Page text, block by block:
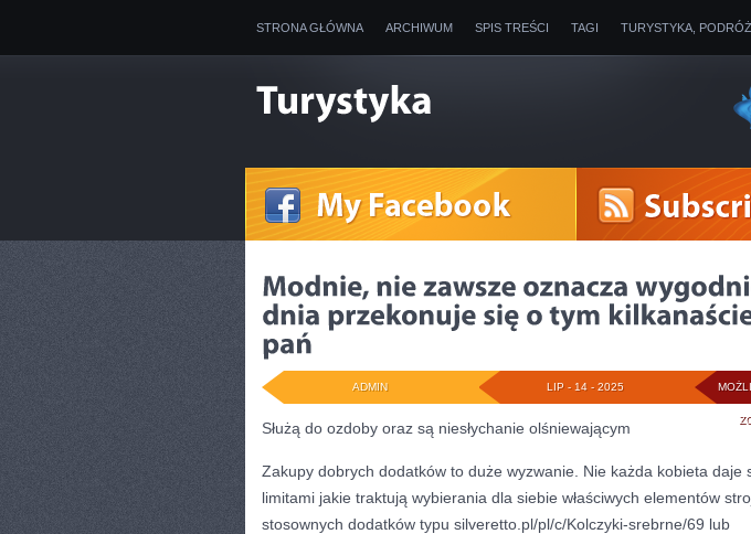
STRONA GŁÓWNA ARCHIWUM SPIS TREŚCI TAGI TURYSTYKA,
LIP - 14 - 2025
ADMIN
Służą do ozdoby oraz są niesłychanie olśniewającym
Zakupy dobrych dodatków to duże wyzwanie. Nie każda kobieta daje
limitami jakie traktują wybierania dla siebie właściwych elementów
stosownych dodatków typu silveretto.pl/pl/c/Kolczyki-srebrne/69 lub